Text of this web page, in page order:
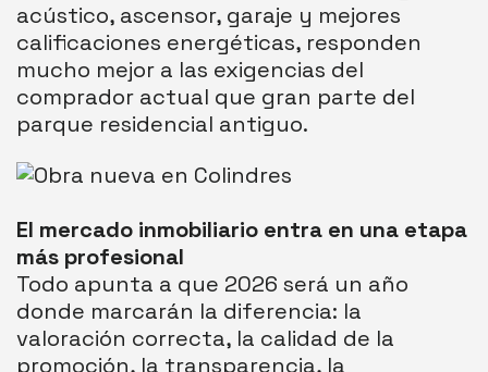
acústico, ascensor, garaje y mejores
calificaciones energéticas, responden
mucho mejor a las exigencias del
comprador actual que gran parte del
parque residencial antiguo.
El mercado inmobiliario entra en una etapa
más profesional
Todo apunta a que 2026 será un año
donde marcarán la diferencia: la
valoración correcta, la calidad de la
promoción, la transparencia, la